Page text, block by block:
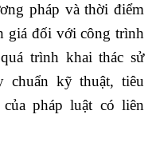
pháp và thời điểm
giá đối với công trình
trình khai thác sử
chuẩn kỹ thuật, tiêu
pháp luật có liên